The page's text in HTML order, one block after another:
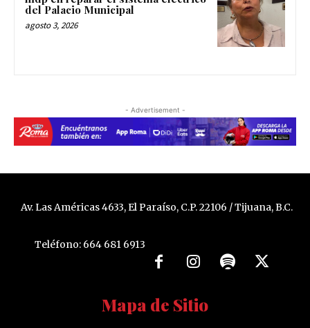
del Palacio Municipal
agosto 3, 2026
- Advertisement -
Av. Las Américas 4633, El Paraíso, C.P. 22106 / Tijuana, B.C.
Teléfono: 664 681 6913
Mapa de Sitio